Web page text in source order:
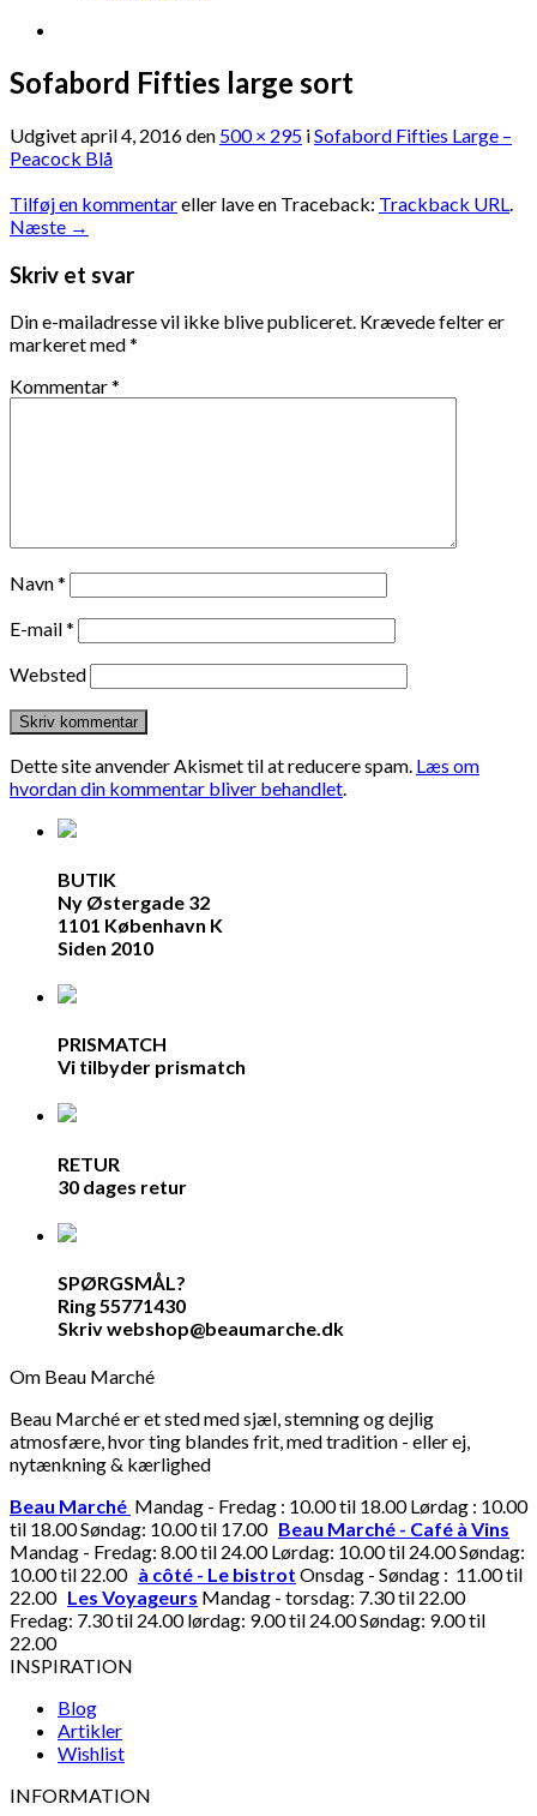
Sofabord Fifties large sort
Udgivetapril 4, 2016den 500 × 295 iSofabord Fifties Large –
Peacock Blå
Tilføj en kommentareller lave en Traceback: Trackback URL.
Næste →
Skriv et svar
Din e-mailadresse vil ikke blive publiceret. Krævede felter er
markeret med*
Kommentar*
Navn*
E-mail*
Websted
Dette site anvender Akismet til at reducere spam. Læs om
hvordan din kommentar bliver behandlet.
BUTIK
Ny Østergade 32
1101 København K
Siden 2010
PRISMATCH
Vi tilbyder prismatch
RETUR
30 dages retur
SPØRGSMÅL?
Ring 55771430
Skriv webshop@beaumarche.dk
Om Beau Marché
Beau Marché er et sted med sjæl, stemning og dejlig
atmosfære, hvor ting blandes frit, med tradition - eller ej,
nytænkning & kærlighed
Beau Marché Mandag - Fredag : 10.00 til 18.00 Lørdag : 10.00
til 18.00 Søndag: 10.00 til 17.00 Beau Marché - Café à Vins
Mandag - Fredag: 8.00 til 24.00 Lørdag: 10.00 til 24.00 Søndag:
10.00 til 22.00 à côté - Le bistrot Onsdag - Søndag : 11.00 til
22.00 Les Voyageurs Mandag - torsdag: 7.30 til 22.00
Fredag: 7.30 til 24.00 lørdag: 9.00 til 24.00 Søndag: 9.00 til
22.00
INSPIRATION
Blog
Artikler
Wishlist
INFORMATION